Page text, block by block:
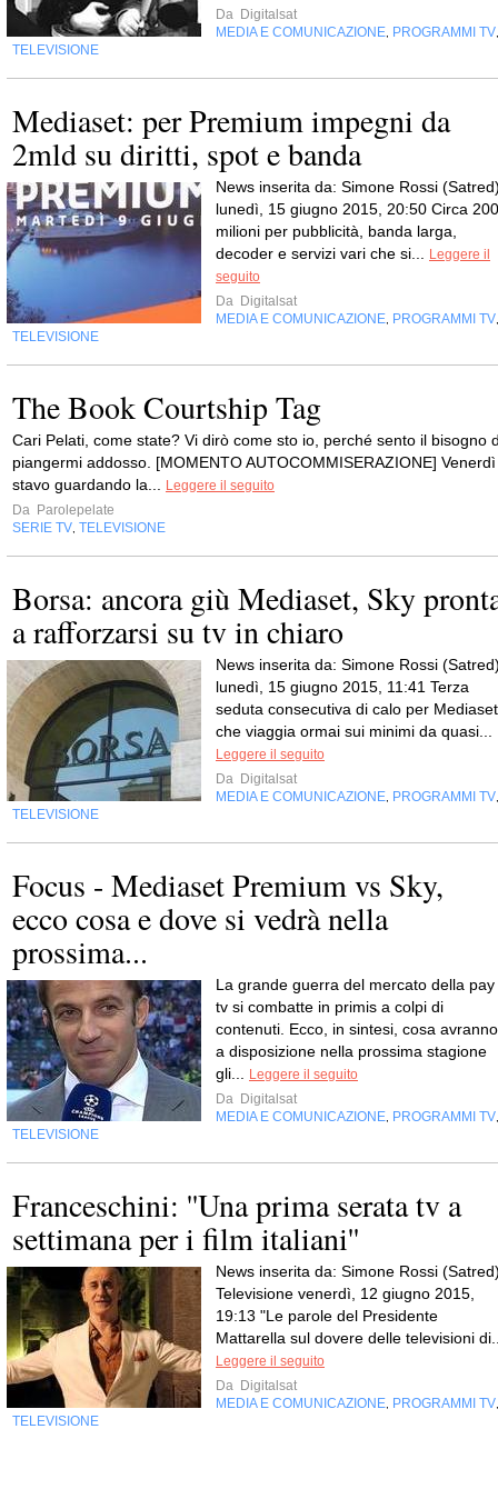
Da Digitalsat
MEDIA E COMUNICAZIONE, PROGRAMMI TV,
TELEVISIONE
Mediaset: per Premium impegni da
2mld su diritti, spot e banda
News inserita da: Simone Rossi
lunedì, 15 giugno 2015, 20:50 Circa 200
milioni per pubblicità, banda larga,
decoder e servizi vari che si... Leggere il
seguito
Da Digitalsat
MEDIA E COMUNICAZIONE, PROGRAMMI TV,
TELEVISIONE
The Book Courtship Tag
Cari Pelati, come state? Vi dirò come sto io, perché sento il bisogno
piangermi addosso. [MOMENTO AUTOCOMMISERAZIONE] Venerdì
stavo guardando la... Leggere il seguito
Da Parolepelate
SERIE TV, TELEVISIONE
Borsa: ancora giù Mediaset, Sky
a rafforzarsi su tv in chiaro
News inserita da: Simone Rossi
lunedì, 15 giugno 2015, 11:41 Terza
seduta consecutiva di calo per Mediaset
che viaggia ormai sui minimi da quasi...
Leggere il seguito
Da Digitalsat
MEDIA E COMUNICAZIONE, PROGRAMMI TV,
TELEVISIONE
Focus - Mediaset Premium vs Sky,
ecco cosa e dove si vedrà nella
prossima...
La grande guerra del mercato della pay
tv si combatte in primis a colpi di
contenuti. Ecco, in sintesi, cosa avranno
a disposizione nella prossima stagione
gli... Leggere il seguito
Da Digitalsat
MEDIA E COMUNICAZIONE, PROGRAMMI TV,
TELEVISIONE
Franceschini: ''Una prima serata tv a
settimana per i film italiani''
News inserita da: Simone Rossi
Televisione venerdì, 12 giugno 2015,
19:13 "Le parole del Presidente
Mattarella sul dovere delle televisioni
Leggere il seguito
Da Digitalsat
MEDIA E COMUNICAZIONE, PROGRAMMI TV,
TELEVISIONE